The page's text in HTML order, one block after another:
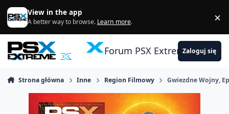
Skocz do zawartości
View in the app
A better way to browse. Learn more. ×
Forum PSX ExtremeZaloguj się
Strona główna Inne Region Filmowy Gwiezdne Wojny,